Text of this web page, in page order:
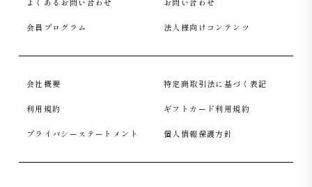
よくあるお問い合わせ お問い合わせ
会員プログラム 法人様向けコンテンツ
会社概要 特定商取引法に基づく表記
利用規約 ギフトカード利用規約
プライバシーステートメント 個人情報保護方針